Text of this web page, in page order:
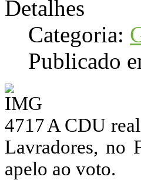
Detalhes
Categoria:
Publicado
A CDU
Lavradores, no
apelo ao voto.